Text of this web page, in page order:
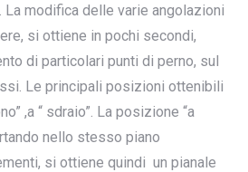
La modifica delle varie angolazioni
si ottiene in pochi secondi,
di particolari punti di perno, sul
Le principali posizioni ottenibili
,a “ sdraio”. La posizione “a
nello stesso piano
si ottiene quindi un pianale